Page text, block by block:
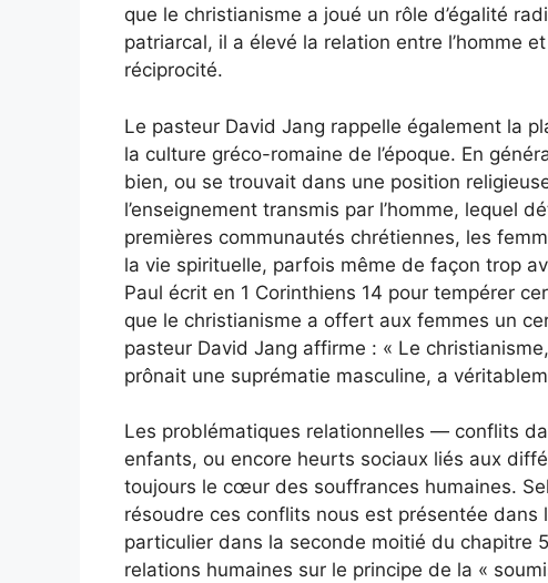
que le christianisme a joué un rôle d’égalité
patriarcal, il a élevé la relation entre l’homme
réciprocité.
Le pasteur David Jang rappelle également la
la culture gréco-romaine de l’époque. En
bien, ou se trouvait dans une position
l’enseignement transmis par l’homme, lequel
premières communautés chrétiennes, les
la vie spirituelle, parfois même de façon trop
Paul écrit en 1 Corinthiens 14 pour tempérer
que le christianisme a offert aux femmes un
pasteur David Jang affirme : « Le
prônait une suprématie masculine, a
Les problématiques relationnelles — conflits
enfants, ou encore heurts sociaux liés aux
toujours le cœur des souffrances humaines.
résoudre ces conflits nous est présentée dans
particulier dans la seconde moitié du chapitre
relations humaines sur le principe de la «